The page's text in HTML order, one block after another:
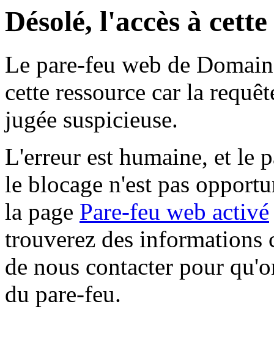
Désolé, l'accès à
Le pare-feu web de
cette ressource car la
jugée suspicieuse.
L'erreur est humaine, et le
le blocage n'est pas
la page Pare-feu web activé
trouverez des informations
de nous contacter pour
du pare-feu.